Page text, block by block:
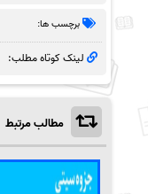
برچسب ها:
لینک کوتاه مطلب:
مطالب مرتبط